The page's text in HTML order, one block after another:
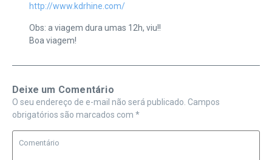
http://www.kdrhine.com/
Obs: a viagem dura umas 12h, viu!!
Boa viagem!
Deixe um Comentário
O seu endereço de e-mail não será publicado. Campos
obrigatórios são marcados com *